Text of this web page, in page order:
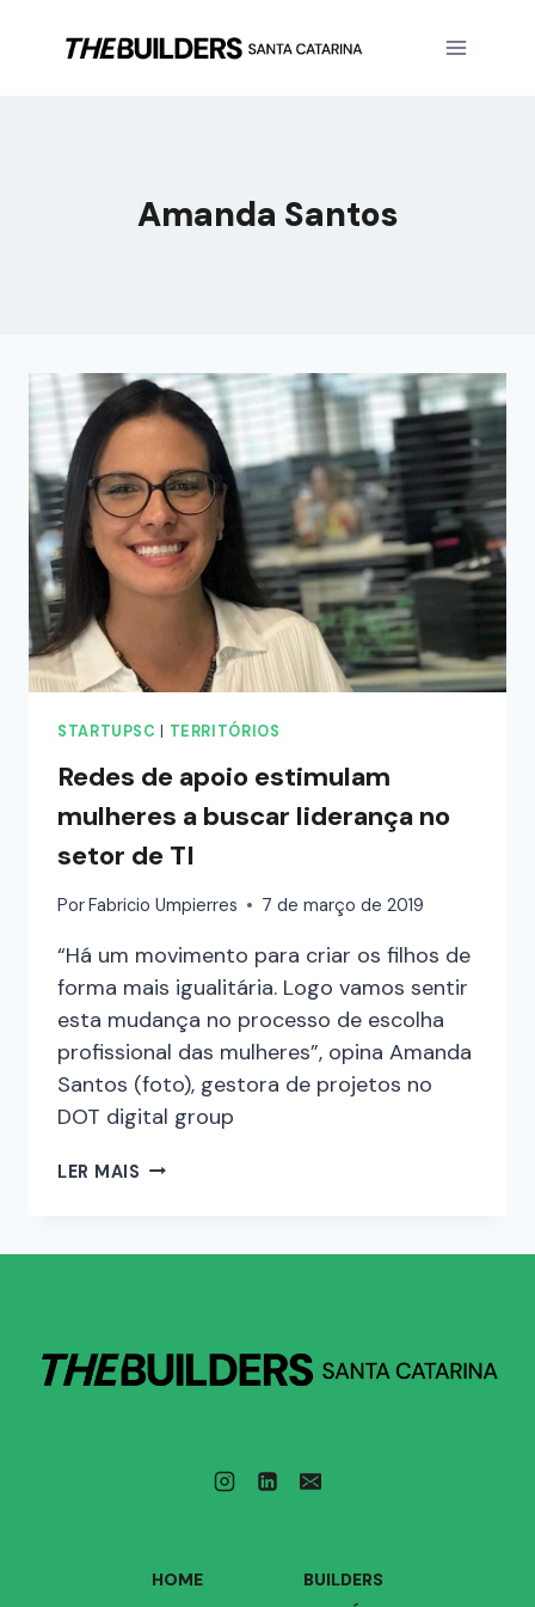
Amanda Santos
STARTUPSC TERRITÓRIOS
Redes de apoio estimulam
mulheres a buscar liderança no
setor de TI
PorFabricio Umpierres 7 de março de 2019
“Há um movimento para criar os filhos de
forma mais igualitária. Logo vamos sentir
esta mudança no processo de escolha
profissional das mulheres”, opina Amanda
Santos (foto), gestora de projetos no
DOT digital group
LER MAIS
HOME
BUILDERS